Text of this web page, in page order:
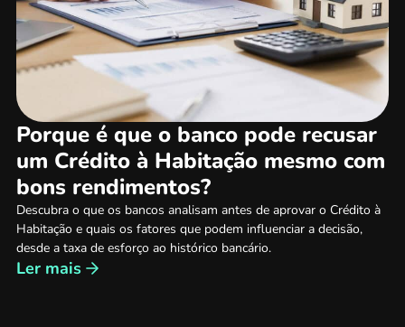
Porque é que o banco pode recusar
um Crédito à Habitação mesmo com
bons rendimentos?
Descubra o que os bancos analisam antes de aprovar o Crédito à
Habitação e quais os fatores que podem influenciar a decisão,
desde a taxa de esforço ao histórico bancário.
Ler mais